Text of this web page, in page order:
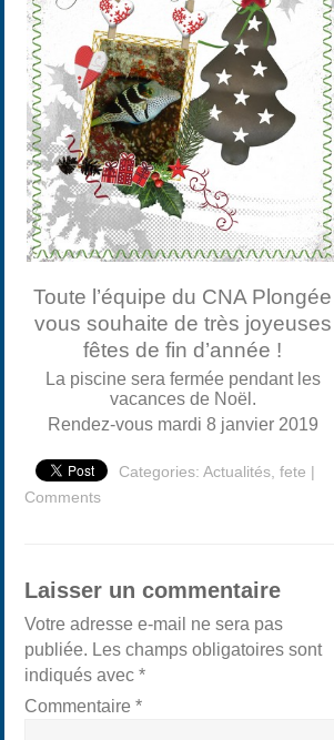
Toute l’équipe du CNA Plongée
vous souhaite de très joyeuses
fêtes de fin d’année !
La piscine sera fermée pendant les
vacances de Noël.
Rendez-vous mardi 8 janvier 2019
Categories:Actualités,fete |
Comments
Laisser un commentaire
Votre adresse e-mail ne sera pas
publiée. Les champs obligatoires sont
indiqués avec*
Commentaire*